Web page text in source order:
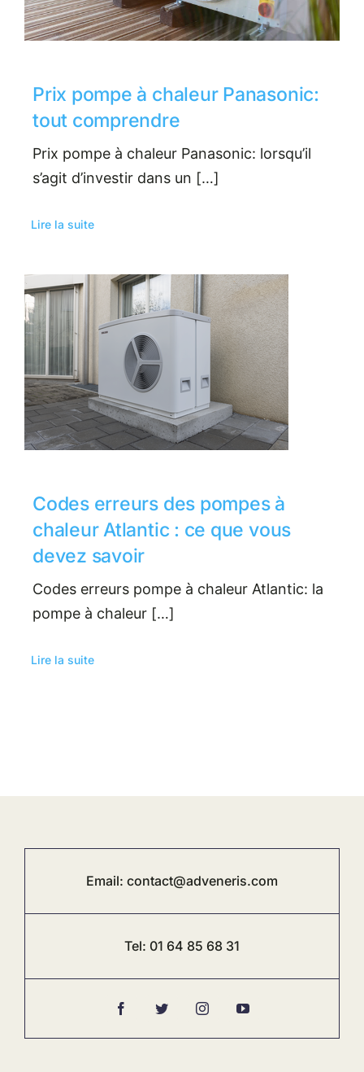
Prix pompe à chaleur Panasonic:
tout comprendre
Prix pompe à chaleur Panasonic: lorsqu’il
s’agit d’investir dans un […]
Lire la suite
Codes erreurs des pompes à
chaleur Atlantic : ce que vous
devez savoir
Codes erreurs pompe à chaleur Atlantic: la
pompe à chaleur […]
Lire la suite
Email: contact@adveneris.com
Tel: 01 64 85 68 31